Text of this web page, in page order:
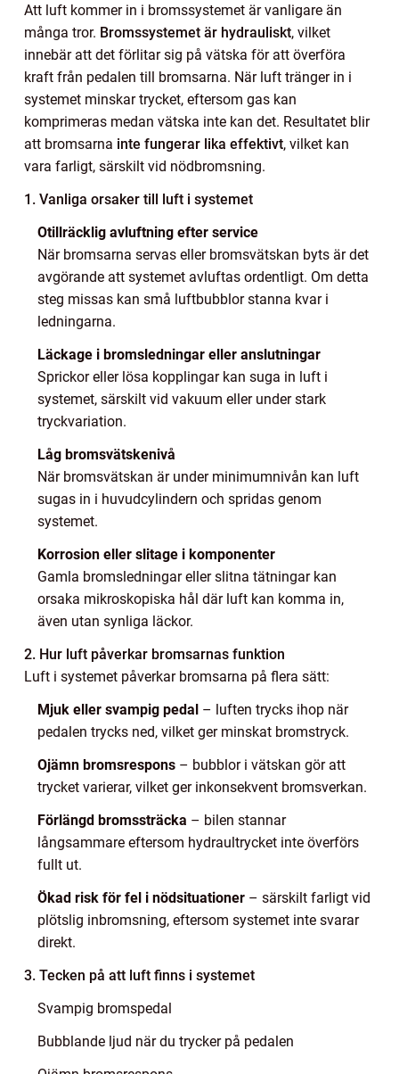
Att luft kommer in i bromssystemet är vanligare än
många tror. Bromssystemet är hydrauliskt, vilket
innebär att det förlitar sig på vätska för att överföra
kraft från pedalen till bromsarna. När luft tränger in i
systemet minskar trycket, eftersom gas kan
komprimeras medan vätska inte kan det. Resultatet blir
att bromsarna inte fungerar lika effektivt, vilket kan
vara farligt, särskilt vid nödbromsning.
1. Vanliga orsaker till luft i systemet
Otillräcklig avluftning efter service
När bromsarna servas eller bromsvätskan byts är det
avgörande att systemet avluftas ordentligt. Om detta
steg missas kan små luftbubblor stanna kvar i
ledningarna.
Läckage i bromsledningar eller anslutningar
Sprickor eller lösa kopplingar kan suga in luft i
systemet, särskilt vid vakuum eller under stark
tryckvariation.
Låg bromsvätskenivå
När bromsvätskan är under minimumnivån kan luft
sugas in i huvudcylindern och spridas genom
systemet.
Korrosion eller slitage i komponenter
Gamla bromsledningar eller slitna tätningar kan
orsaka mikroskopiska hål där luft kan komma in,
även utan synliga läckor.
2. Hur luft påverkar bromsarnas funktion
Luft i systemet påverkar bromsarna på flera sätt:
Mjuk eller svampig pedal – luften trycks ihop när
pedalen trycks ned, vilket ger minskat bromstryck.
Ojämn bromsrespons – bubblor i vätskan gör att
trycket varierar, vilket ger inkonsekvent bromsverkan.
Förlängd bromssträcka – bilen stannar
långsammare eftersom hydraultrycket inte överförs
fullt ut.
Ökad risk för fel i nödsituationer – särskilt farligt vid
plötslig inbromsning, eftersom systemet inte svarar
direkt.
3. Tecken på att luft finns i systemet
Svampig bromspedal
Bubblande ljud när du trycker på pedalen